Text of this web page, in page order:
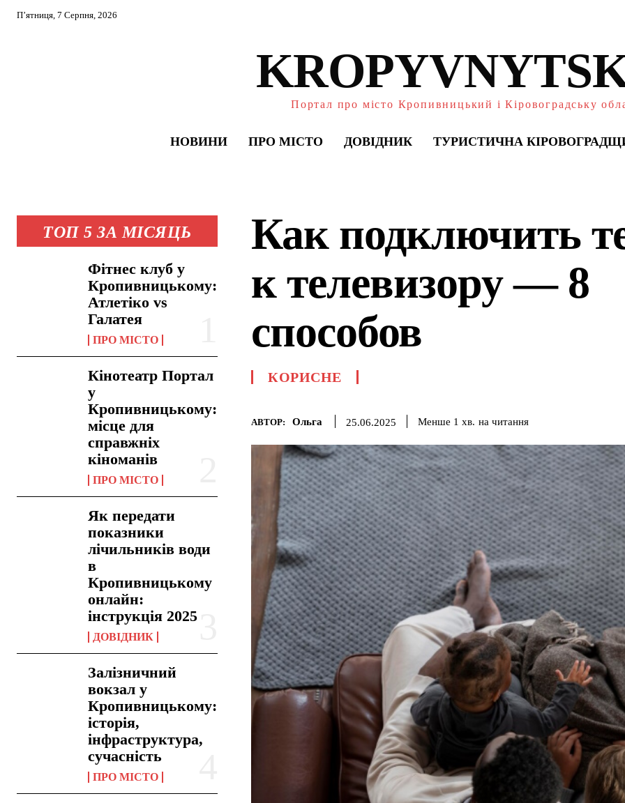
П’ятниця, 7 Серпня, 2026
Портал про місто Кропивницький і Кіровоградську
НОВИНИ ПРО МІСТО ДОВІДНИК ТУРИСТИЧНА
ТОП 5 ЗА МІСЯЦЬ
Фітнес клуб у
Кропивницькому:
Атлетіко vs
Галатея
ПРО МІСТО
Кінотеатр Портал
у
Кропивницькому:
місце для
справжніх
кіноманів
ПРО МІСТО
Як передати
показники
лічильників води
в
Кропивницькому
онлайн:
інструкція 2025
ДОВІДНИК
Залізничний
вокзал у
Кропивницькому:
історія,
інфраструктура,
сучасність
ПРО МІСТО
Как подключить
к телевизору — 8
способов
КОРИСНЕ
АВТОР: Ольга 25.06.2025 Менше 1 хв. на читання